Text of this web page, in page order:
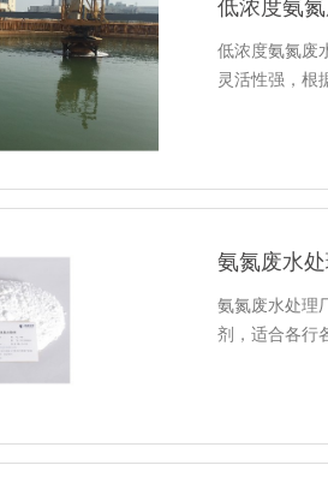
低浓度氨氮废
灵活性强，根
氨氮废水处
氨氮废水处理
剂，适合各行